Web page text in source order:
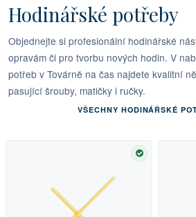
Hodinářské potřeby
Objednejte si profesionální hodinářské
opravám či pro tvorbu nových hodin. V
potřeb v Továrně na čas najdete kvalitní
pasující šrouby, matičky i ručky.
VŠECHNY HODINÁŘSKÉ
SKLADEM